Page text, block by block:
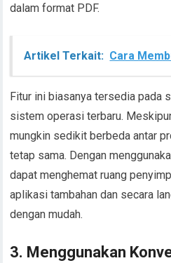
dalam format PDF.
Artikel Terkait: Cara
Fitur ini biasanya tersedia pada
sistem operasi terbaru.
mungkin sedikit berbeda antar
tetap sama. Dengan
dapat menghemat ruang
aplikasi tambahan dan secara
dengan mudah.
3. Menggunakan